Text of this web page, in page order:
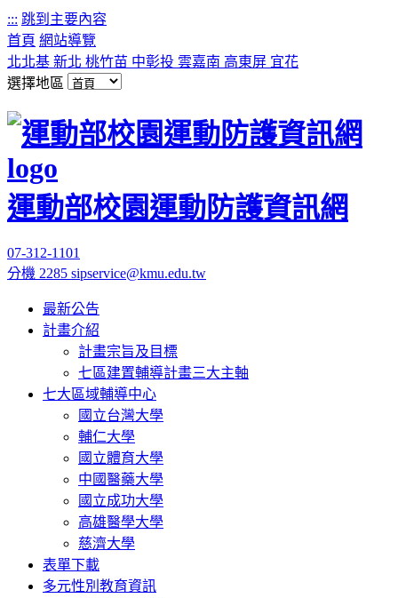
::: 跳到主要內容
首頁 網站導覽
北北基 新北 桃竹苗 中彰投 雲嘉南 高東屏 宜花
選擇地區
運動部校園運動防護資訊網
07-312-1101
分機 2285 sipservice@kmu.edu.tw
最新公告
計畫介紹
計畫宗旨及目標
七區建置輔導計畫三大主軸
七大區域輔導中心
國立台灣大學
輔仁大學
國立體育大學
中國醫藥大學
國立成功大學
高雄醫學大學
慈濟大學
表單下載
多元性別教育資訊